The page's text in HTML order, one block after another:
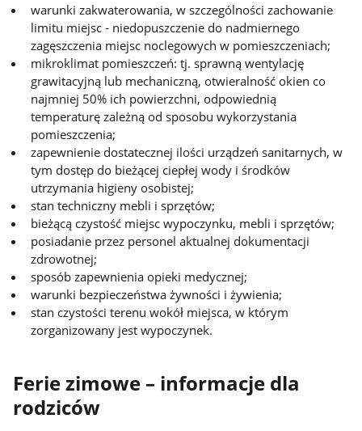
warunki zakwaterowania, w szczególności zachowanie
limitu miejsc - niedopuszczenie do nadmiernego
zagęszczenia miejsc noclegowych w pomieszczeniach;
mikroklimat pomieszczeń: tj. sprawną wentylację
grawitacyjną lub mechaniczną, otwieralność okien co
najmniej 50% ich powierzchni, odpowiednią
temperaturę zależną od sposobu wykorzystania
pomieszczenia;
zapewnienie dostatecznej ilości urządzeń sanitarnych, w
tym dostęp do bieżącej ciepłej wody i środków
utrzymania higieny osobistej;
stan techniczny mebli i sprzętów;
bieżącą czystość miejsc wypoczynku, mebli i sprzętów;
posiadanie przez personel aktualnej dokumentacji
zdrowotnej;
sposób zapewnienia opieki medycznej;
warunki bezpieczeństwa żywności i żywienia;
stan czystości terenu wokół miejsca, w którym
zorganizowany jest wypoczynek.
Ferie zimowe – informacje dla
rodziców